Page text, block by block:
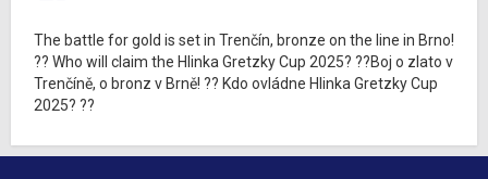
The battle for gold is set in Trenčín, bronze on the line in Brno!
?? Who will claim the Hlinka Gretzky Cup 2025? ??Boj o zlato v
Trenčíně, o bronz v Brně! ?? Kdo ovládne Hlinka Gretzky Cup
2025? ??